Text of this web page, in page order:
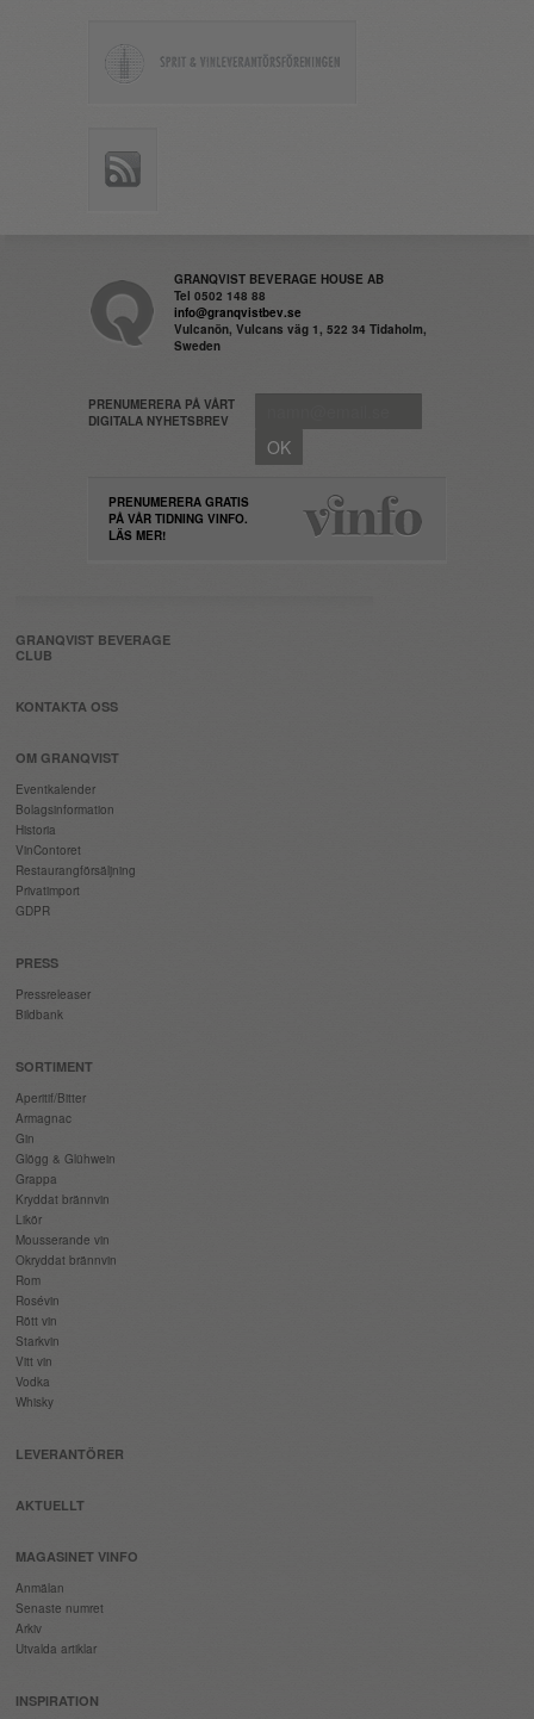
GRANQVIST BEVERAGE HOUSE AB
Tel 0502 148 88
info@granqvistbev.se
Vulcanön, Vulcans väg 1, 522 34 Tidaholm,
Sweden
PRENUMERERA PÅ VÅRT
DIGITALA NYHETSBREV
PRENUMERERA GRATIS
PÅ VÅR TIDNING VINFO.
LÄS MER!
GRANQVIST BEVERAGE
CLUB
KONTAKTA OSS
OM GRANQVIST
Eventkalender
Bolagsinformation
Historia
VinContoret
Restaurangförsäljning
Privatimport
GDPR
PRESS
Pressreleaser
Bildbank
SORTIMENT
Aperitif/Bitter
Armagnac
Gin
Glögg & Glühwein
Grappa
Kryddat brännvin
Likör
Mousserande vin
Okryddat brännvin
Rom
Rosévin
Rött vin
Starkvin
Vitt vin
Vodka
Whisky
LEVERANTÖRER
AKTUELLT
MAGASINET VINFO
Anmälan
Senaste numret
Arkiv
Utvalda artiklar
INSPIRATION